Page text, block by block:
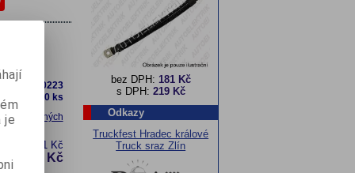
109 00223
Skladem: 0 ks
do oblíbených
1 771 Kč
2 142 Kč
bez DPH: 181 Kč
s DPH: 219 Kč
Odkazy
Truckfest Hradec králové
Truck sraz Zlín
je